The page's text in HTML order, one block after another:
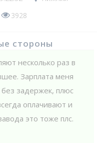
3928
стороны
несколько раз в
Зарплата меня
без задержек, плюс
оплачивают и
это тоже плс.